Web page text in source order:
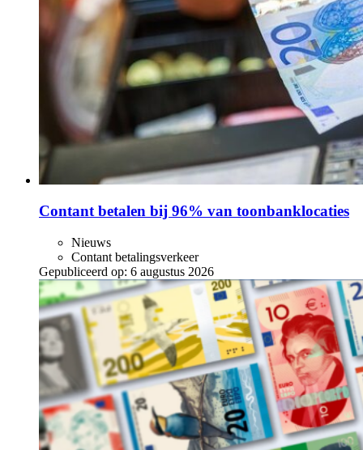
Contant betalen bij 96% van toonbanklocaties
Nieuws
Contant betalingsverkeer
Gepubliceerd op: 6 augustus 2026